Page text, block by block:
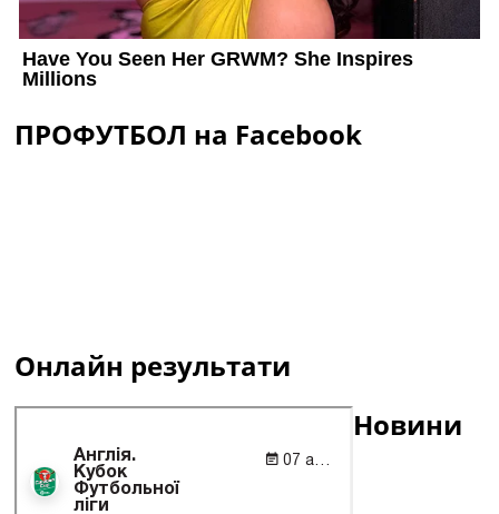
ПРОФУТБОЛ на Facebook
Онлайн результати
Новини